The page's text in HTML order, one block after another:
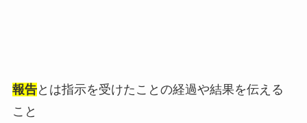
報告とは指示を受けたことの経過や結果を伝える
こと